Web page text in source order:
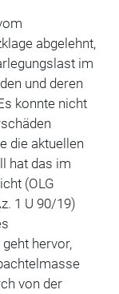
abgelehnt,
im
und deren
konnte nicht
die aktuellen
hat das im
(OLG
1 U 90/19)
hervor,
von der